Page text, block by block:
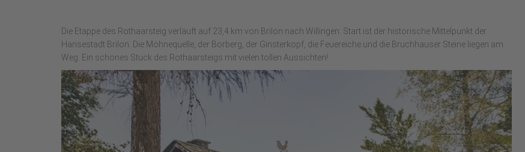
Die Etappe des Rothaarsteig verläuft auf 23,4 km von Brilon nach Willingen: Start ist der historische Mittelpunkt der
Hansestadt Brilon. Die Möhnequelle, der Borberg, der Ginsterkopf, die Feuereiche und die Bruchhauser Steine liegen am
Weg. Ein schönes Stück des Rothaarsteigs mit vielen tollen Aussichten!